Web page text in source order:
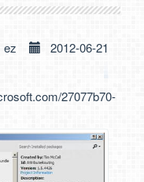
ez
2012-06-21
27077b70-